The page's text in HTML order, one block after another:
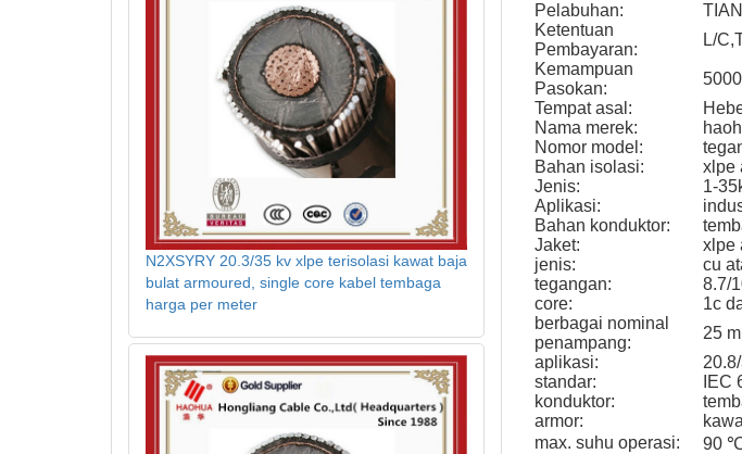
Pelabuhan:
Ketentuan
Pembayaran:
L/
Kemampuan
Pasokan:
Tempat asal:
Nama merek:
Nomor model:
Bahan isolasi:
xlpe
Jenis:
1-
Aplikasi:
Bahan konduktor:
Jaket:
xlpe
jenis:
cu
tegangan:
8.7/
core:
1c
berbagai nominal
penampang:
25
aplikasi:
standar:
IEC
konduktor:
armor:
max. suhu operasi:
90
N2XSYRY 20.3/35 kv xlpe terisolasi kawat baja
bulat armoured, single core kabel tembaga
harga per meter